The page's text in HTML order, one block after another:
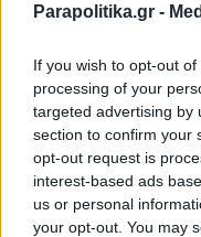
Parapolitika.gr -
If you wish to opt-out
processing of your
targeted advertising by
section to confirm your
opt-out request is
interest-based ads
us or personal
your opt-out. You may
Χαμός στη
καταργήσει
έλλειμμα στη
προτάσεις